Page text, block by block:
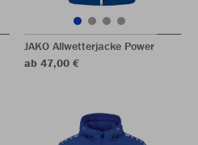
JAKO Allwetterjacke Power
ab 47,00 €